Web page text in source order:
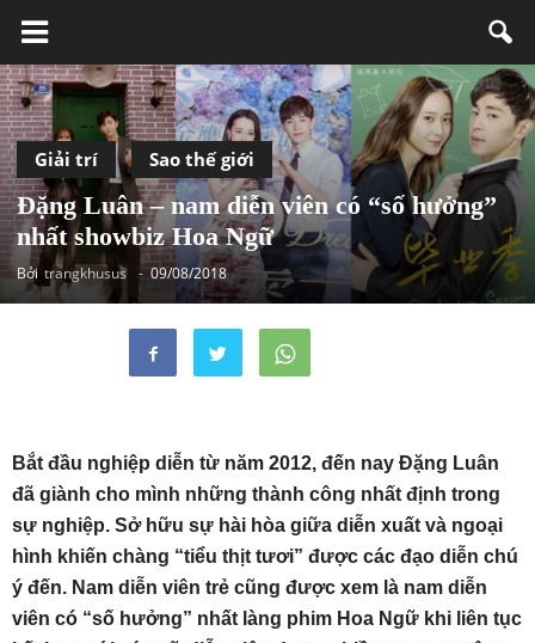
Giải trí Sao thế giới
Đặng Luân – nam diễn viên có “số hưởng”
nhất showbiz Hoa Ngữ
Bởi trangkhusus - 09/08/2018
Bắt đầu nghiệp diễn từ năm 2012, đến nay Đặng Luân
đã giành cho mình những thành công nhất định trong
sự nghiệp. Sở hữu sự hài hòa giữa diễn xuất và ngoại
hình khiến chàng “tiểu thịt tươi” được các đạo diễn chú
ý đến. Nam diễn viên trẻ cũng được xem là nam diễn
viên có “số hưởng” nhất làng phim Hoa Ngữ khi liên tục